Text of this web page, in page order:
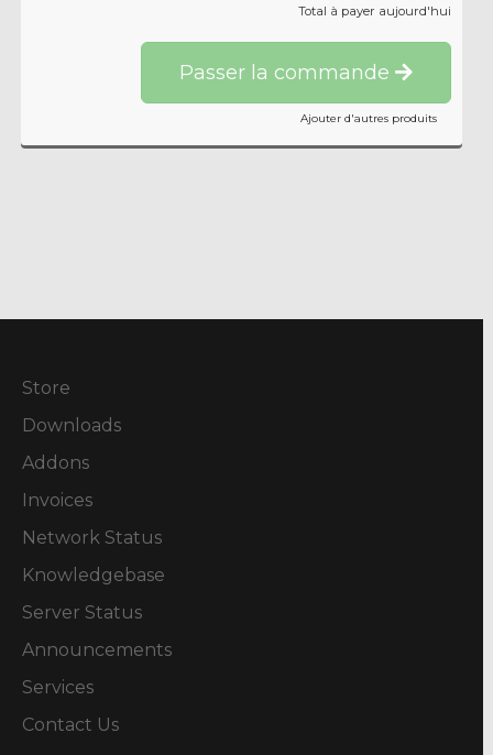
Total à payer aujourd'hui
Passer la commande
Ajouter d'autres produits
Store
Downloads
Addons
Invoices
Network Status
Knowledgebase
Server Status
Announcements
Services
Contact Us